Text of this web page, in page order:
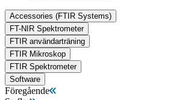
Accessories (FTIR Systems)
FT-NIR Spektrometer
FTIR användarträning
FTIR Mikroskop
FTIR Spektrometer
Software
Föregående